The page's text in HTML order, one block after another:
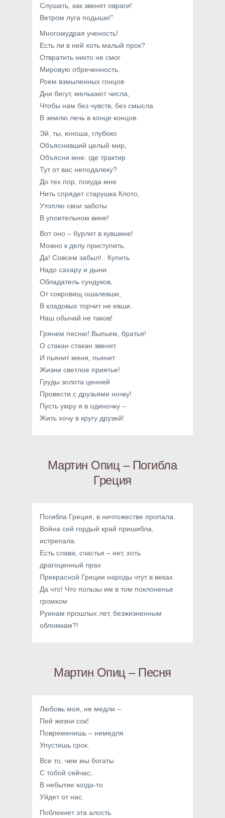
Слушать, как звенят овраги!
Ветром луга подыши!”
Многомудрая ученость!
Есть ли в ней хоть малый прок?
Отвратить никто не смог
Мировую обреченность.
Роем взмыленных гонцов
Дни бегут, мелькают числа,
Чтобы нам без чувств, без смысла
В землю лечь в конце концов.
Эй, ты, юноша, глубоко
Объяснивший целый мир,
Объясни мне: где трактир
Тут от вас неподалеку?
До тех пор, покуда мне
Нить спрядет старушка Клото,
Утоплю свои заботы
В упоительном вине!
Вот оно – бурлит в кувшине!
Можно к делу приступить.
Да! Совсем забыл!.. Купить
Надо сахару и дыни.
Обладатель сундуков,
От сокровищ ошалевши,
В кладовых торчит не евши.
Наш обычай не таков!
Грянем песню! Выпьем, братья!
О стакан стакан звенит.
И пьянит меня, пьянит
Жизни светлое приятье!
Груды золота ценней
Провести с друзьями ночку!
Пусть умру я в одиночку –
Жить хочу в кругу друзей!
Мартин Опиц – Погибла
Греция
Погибла Греция, в ничтожестве пропала.
Война сей гордый край пришибла,
истрепала.
Есть слава, счастья – нет, хоть
драгоценный прах
Прекрасной Греции народы чтут в веках.
Да что! Что пользы им в том поклоненье
громком
Руинам прошлых лет, безжизненным
обломкам?!
Мартин Опиц – Песня
Любовь моя, не медли –
Пей жизни сок!
Повременишь – немедля
Упустишь срок.
Все то, чем мы богаты
С тобой сейчас,
В небытие когда-то
Уйдет от нас.
Поблекнет эта алость